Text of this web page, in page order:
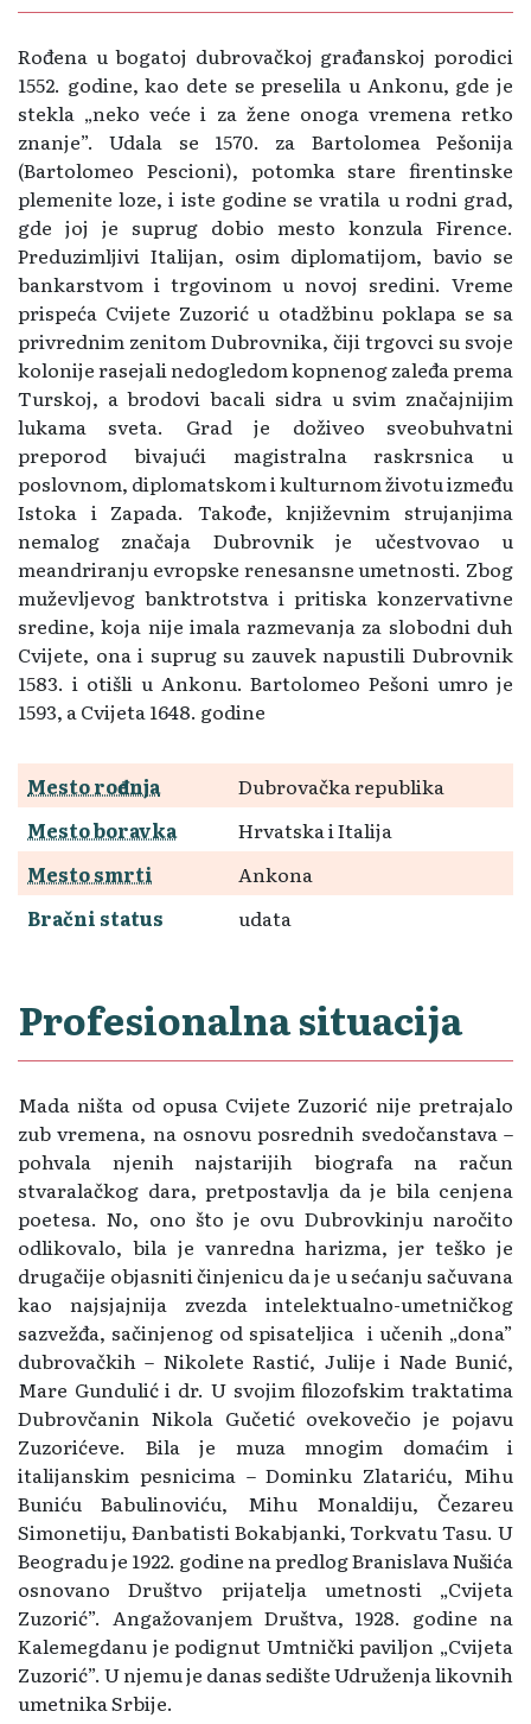
Rođena u bogatoj dubrovačkoj građanskoj porodici
1552. godine, kao dete se preselila u Ankonu, gde je
stekla „neko veće i za žene onoga vremena retko
znanje”. Udala se 1570. za Bartolomea Pešonija
(Bartolomeo Pescioni), potomka stare firentinske
plemenite loze, i iste godine se vratila u rodni grad,
gde joj je suprug dobio mesto konzula Firence.
Preduzimljivi Italijan, osim diplomatijom, bavio se
bankarstvom i trgovinom u novoj sredini. Vreme
prispeća Cvijete Zuzorić u otadžbinu poklapa se sa
privrednim zenitom Dubrovnika, čiji trgovci su svoje
kolonije rasejali nedogledom kopnenog zaleđa prema
Turskoj, a brodovi bacali sidra u svim značajnijim
lukama sveta. Grad je doživeo sveobuhvatni
preporod bivajući magistralna raskrsnica u
poslovnom, diplomatskom i kulturnom životu između
Istoka i Zapada. Takođe, književnim strujanjima
nemalog značaja Dubrovnik je učestvovao u
meandriranju evropske renesansne umetnosti. Zbog
muževljevog banktrotstva i pritiska konzervativne
sredine, koja nije imala razmevanja za slobodni duh
Cvijete, ona i suprug su zauvek napustili Dubrovnik
1583. i otišli u Ankonu. Bartolomeo Pešoni umro je
1593, a Cvijeta 1648. godine
Mesto rođenja
Dubrovačka republika
Mesto boravka
Hrvatska i Italija
Mesto smrti
Ankona
Bračni status
udata
Profesionalna situacija
Mada ništa od opusa Cvijete Zuzorić nije pretrajalo
zub vremena, na osnovu posrednih svedočanstava –
pohvala njenih najstarijih biografa na račun
stvaralačkog dara, pretpostavlja da je bila cenjena
poetesa. No, ono što je ovu Dubrovkinju naročito
odlikovalo, bila je vanredna harizma, jer teško je
drugačije objasniti činjenicu da je u sećanju sačuvana
kao najsjajnija zvezda intelektualno-umetničkog
sazvežđa, sačinjenog od spisateljica i učenih „dona”
dubrovačkih – Nikolete Rastić, Julije i Nade Bunić,
Mare Gundulić i dr. U svojim filozofskim traktatima
Dubrovčanin Nikola Gučetić ovekovečio je pojavu
Zuzorićeve. Bila je muza mnogim domaćim i
italijanskim pesnicima – Dominku Zlatariću, Mihu
Buniću Babulinoviću, Mihu Monaldiju, Čezareu
Simonetiju, Đanbatisti Bokabjanki, Torkvatu Tasu. U
Beogradu je 1922. godine na predlog Branislava Nušića
osnovano Društvo prijatelja umetnosti „Cvijeta
Zuzorić”. Angažovanjem Društva, 1928. godine na
Kalemegdanu je podignut Umtnički paviljon „Cvijeta
Zuzorić”. U njemu je danas sedište Udruženja likovnih
umetnika Srbije.